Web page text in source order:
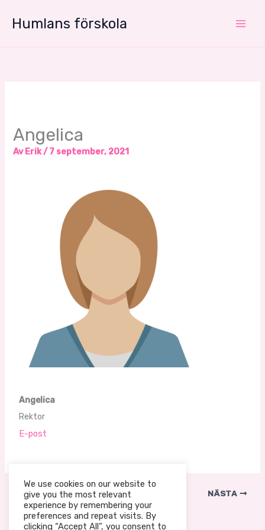
Humlans förskola
Angelica
AvErik/7 september, 2021
Angelica
Rektor
E-post
FÖREGÅENDE NÄSTA
We use cookies on our website to
give you the most relevant
experience by remembering your
preferences and repeat visits. By
clicking “Accept All”, you consent to